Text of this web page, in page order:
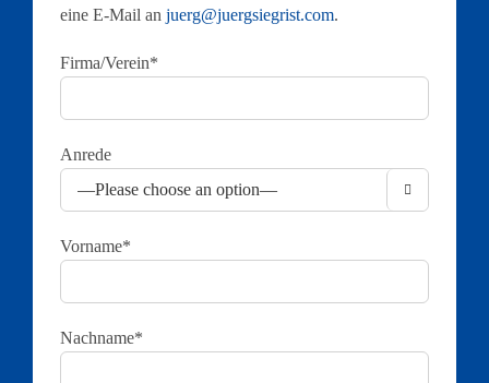
eine E-Mail an juerg@juergsiegrist.com.
Firma/Verein*
Anrede

Vorname*
Nachname*